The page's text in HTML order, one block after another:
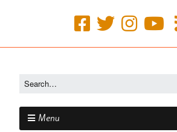
Menu